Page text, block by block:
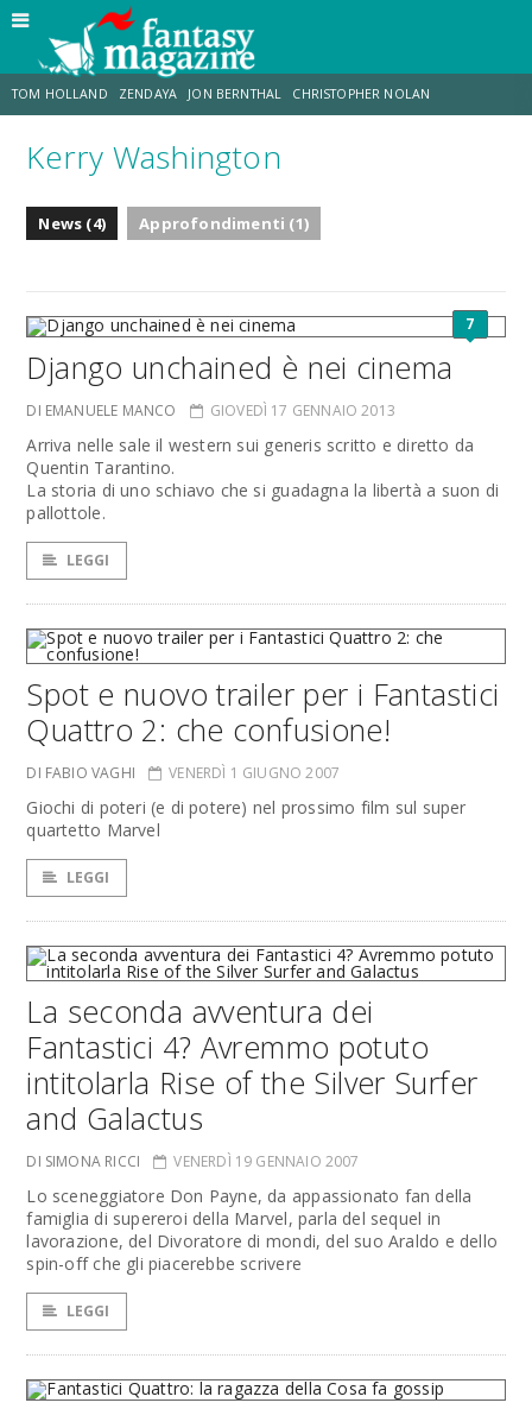
TOM HOLLAND ZENDAYA JON BERNTHAL CHRISTOPHER NOLAN
STRANIMONDI LUCCA COMICS & GAMES
Kerry Washington
News (4) Approfondimenti (1)
7
Django unchained è nei cinema
DI EMANUELE MANCO GIOVEDÌ 17 GENNAIO 2013
Arriva nelle sale il western sui generis scritto e diretto da
Quentin Tarantino.
La storia di uno schiavo che si guadagna la libertà a suon di
pallottole.
LEGGI
Spot e nuovo trailer per i Fantastici
Quattro 2: che confusione!
DI FABIO VAGHI VENERDÌ 1 GIUGNO 2007
Giochi di poteri (e di potere) nel prossimo film sul super
quartetto Marvel
LEGGI
La seconda avventura dei
Fantastici 4? Avremmo potuto
intitolarla Rise of the Silver Surfer
and Galactus
DI SIMONA RICCI VENERDÌ 19 GENNAIO 2007
Lo sceneggiatore Don Payne, da appassionato fan della
famiglia di supereroi della Marvel, parla del sequel in
lavorazione, del Divoratore di mondi, del suo Araldo e dello
spin-off che gli piacerebbe scrivere
LEGGI